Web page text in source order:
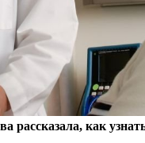
рассказала, как